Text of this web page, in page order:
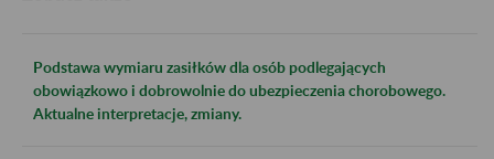
Podstawa wymiaru zasiłków dla osób podlegających
obowiązkowo i dobrowolnie do ubezpieczenia chorobowego.
Aktualne interpretacje, zmiany.